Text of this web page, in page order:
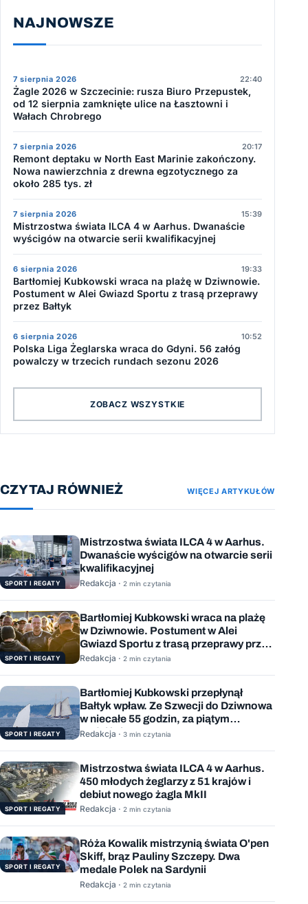
NAJNOWSZE
7 sierpnia 2026 22:40
Żagle 2026 w Szczecinie: rusza Biuro Przepustek,
od 12 sierpnia zamknięte ulice na Łasztowni i
Wałach Chrobrego
7 sierpnia 2026 20:17
Remont deptaku w North East Marinie zakończony.
Nowa nawierzchnia z drewna egzotycznego za
około 285 tys. zł
7 sierpnia 2026 15:39
Mistrzostwa świata ILCA 4 w Aarhus. Dwanaście
wyścigów na otwarcie serii kwalifikacyjnej
6 sierpnia 2026 19:33
Bartłomiej Kubkowski wraca na plażę w Dziwnowie.
Postument w Alei Gwiazd Sportu z trasą przeprawy
przez Bałtyk
6 sierpnia 2026 10:52
Polska Liga Żeglarska wraca do Gdyni. 56 załóg
powalczy w trzecich rundach sezonu 2026
ZOBACZ WSZYSTKIE
CZYTAJ RÓWNIEŻ WIĘCEJ ARTYKUŁÓW
SPORT I REGATY
Mistrzostwa świata ILCA 4 w Aarhus.
Dwanaście wyścigów na otwarcie serii
kwalifikacyjnej
Redakcja · 2 min czytania
SPORT I REGATY
Bartłomiej Kubkowski wraca na plażę
w Dziwnowie. Postument w Alei
Gwiazd Sportu z trasą przeprawy przez
Bałtyk
Redakcja · 2 min czytania
SPORT I REGATY
Bartłomiej Kubkowski przepłynął
Bałtyk wpław. Ze Szwecji do Dziwnowa
w niecałe 55 godzin, za piątym
podejściem
Redakcja · 3 min czytania
SPORT I REGATY
Mistrzostwa świata ILCA 4 w Aarhus.
450 młodych żeglarzy z 51 krajów i
debiut nowego żagla MkII
Redakcja · 2 min czytania
SPORT I REGATY
Róża Kowalik mistrzynią świata O'pen
Skiff, brąz Pauliny Szczepy. Dwa
medale Polek na Sardynii
Redakcja · 2 min czytania